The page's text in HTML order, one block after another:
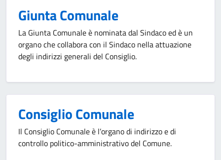
Giunta Comunale
La Giunta Comunale è nominata dal Sindaco ed è un
organo che collabora con il Sindaco nella attuazione
degli indirizzi generali del Consiglio.
Consiglio Comunale
Il Consiglio Comunale è l’organo di indirizzo e di
controllo politico-amministrativo del Comune.